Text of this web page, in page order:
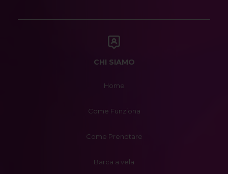
CHI SIAMO
Home
Come Funziona
Come Prenotare
Barca a vela